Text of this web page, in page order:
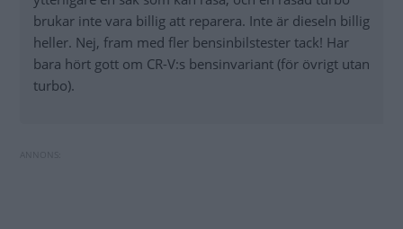
brukar inte vara billig att reparera. Inte är dieseln billig
heller. Nej, fram med fler bensinbilstester tack! Har
bara hört gott om CR-V:s bensinvariant (för övrigt utan
turbo).